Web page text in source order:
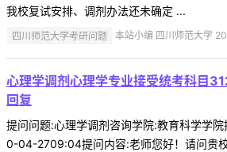
我校复试安排、调剂办法还未确定 ...
四川师范大学考研问题 本站小编 四川师范大学
心理学调剂心理学专业接受统考科目
回复
提问问题:心理学调剂咨询学院:教育科学学
0-04-2709:04提问内容:老师您好！请问贵